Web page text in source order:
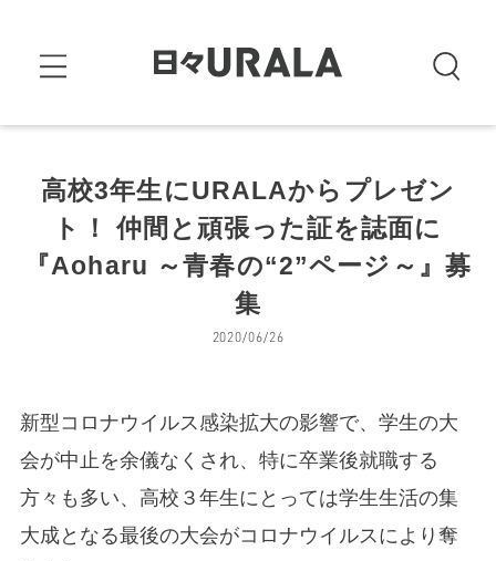
高校3年生にURALAからプレゼン
ト！ 仲間と頑張った証を誌面に
『Aoharu ～青春の“2”ページ～』募
集
2020/06/26
新型コロナウイルス感染拡大の影響で、学生の大
会が中止を余儀なくされ、特に卒業後就職する
方々も多い、高校３年生にとっては学生生活の集
大成となる最後の大会がコロナウイルスにより奪